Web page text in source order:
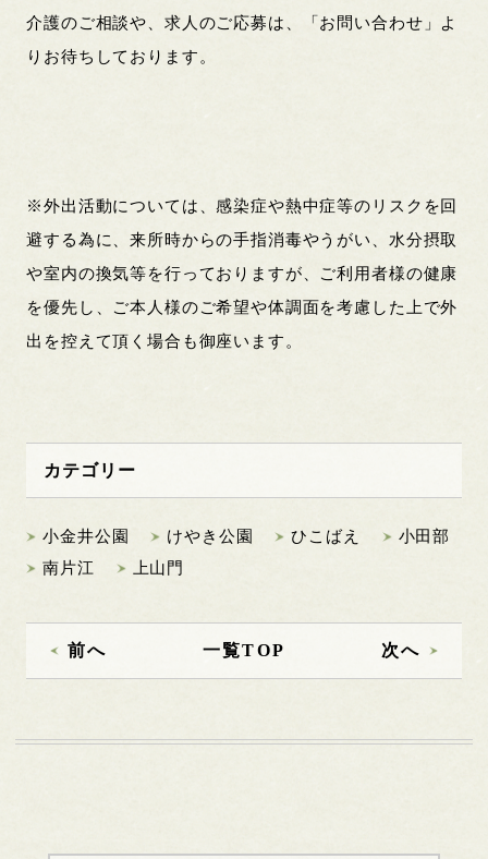
介護のご相談や、求人のご応募は、「お問い合わせ」よ
りお待ちしております。
※外出活動については、感染症や熱中症等のリスクを回
避する為に、来所時からの手指消毒やうがい、水分摂取
や室内の換気等を行っておりますが、ご利用者様の健康
を優先し、ご本人様のご希望や体調面を考慮した上で外
出を控えて頂く場合も御座います。
カテゴリー
小金井公園 けやき公園 ひこばえ
小田部
南片江
上山門
前へ 一覧TOP 次へ